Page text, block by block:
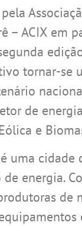
– ACIX em
tornar-se
de
Eólica e
uma cidade
de energia.
de